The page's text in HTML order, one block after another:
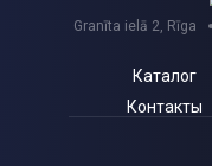
Granīta ielā 2, Rīga
Каталог
Контакты